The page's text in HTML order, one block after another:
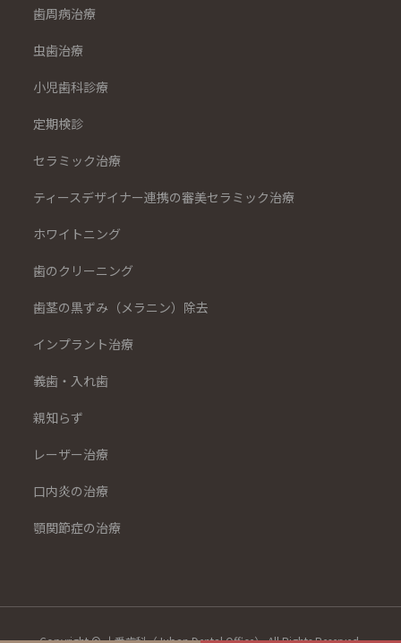
歯周病治療
虫歯治療
小児歯科診療
定期検診
セラミック治療
ティースデザイナー連携の審美セラミック治療
ホワイトニング
歯のクリーニング
歯茎の黒ずみ（メラニン）除去
インプラント治療
義歯・入れ歯
親知らず
レーザー治療
口内炎の治療
顎関節症の治療